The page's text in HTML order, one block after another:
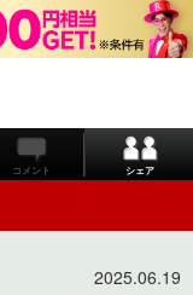
コメント シェア
2025.06.19